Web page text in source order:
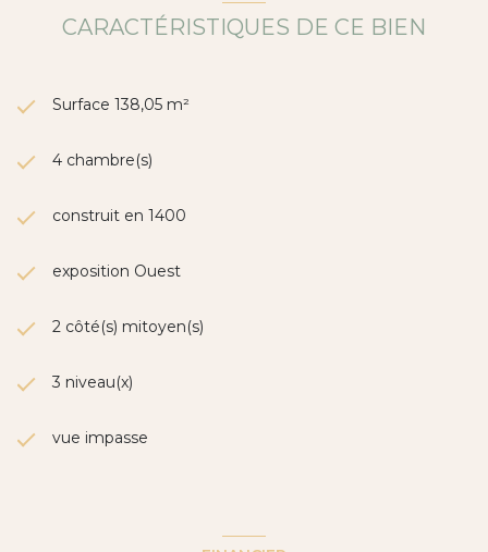
CARACTÉRISTIQUES DE CE BIEN
Surface 138,05 m²
4 chambre(s)
construit en 1400
exposition Ouest
2 côté(s) mitoyen(s)
3 niveau(x)
vue impasse